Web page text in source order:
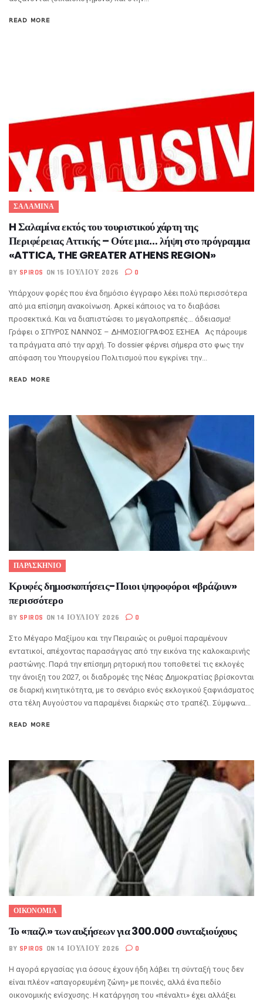
READ MORE
ΣΑΛΑΜΙΝΑ
H Σαλαμίνα εκτός του τουριστικού χάρτη της
Περιφέρειας Αττικής – Ούτε μια… λήψη στο πρόγραμμα
«ATTICA, THE GREATER ATHENS REGION»
BY SPIROS ON 15 ΙΟΥΛΊΟΥ 2026 0
Υπάρχουν φορές που ένα δημόσιο έγγραφο λέει πολύ περισσότερα
από μια επίσημη ανακοίνωση. Αρκεί κάποιος να το διαβάσει
προσεκτικά. Και να διαπιστώσει το μεγαλοπρεπές… άδειασμα!
Γράφει ο ΣΠΥΡΟΣ ΝΑΝΝΟΣ – ΔΗΜΟΣΙΟΓΡΑΦΟΣ ΕΣΗΕΑ Ας πάρουμε
τα πράγματα από την αρχή. Το dossier φέρνει σήμερα στο φως την
απόφαση του Υπουργείου Πολιτισμού που εγκρίνει την...
READ MORE
ΠΑΡΑΣΚΗΝΙΟ
Κρυφές δημοσκοπήσεις-Ποιοι ψηφοφόροι «βράζουν»
περισσότερο
BY SPIROS ON 14 ΙΟΥΛΊΟΥ 2026 0
Στο Μέγαρο Μαξίμου και την Πειραιώς οι ρυθμοί παραμένουν
εντατικοί, απέχοντας παρασάγγας από την εικόνα της καλοκαιρινής
ραστώνης. Παρά την επίσημη ρητορική που τοποθετεί τις εκλογές
την άνοιξη του 2027, οι διαδρομές της Νέας Δημοκρατίας βρίσκονται
σε διαρκή κινητικότητα, με το σενάριο ενός εκλογικού ξαφνιάσματος
στα τέλη Αυγούστου να παραμένει διαρκώς στο τραπέζι. Σύμφωνα...
READ MORE
ΟΙΚΟΝΟΜΙΑ
Το «παζλ» των αυξήσεων για 300.000 συνταξιούχους
BY SPIROS ON 14 ΙΟΥΛΊΟΥ 2026 0
Η αγορά εργασίας για όσους έχουν ήδη λάβει τη σύνταξή τους δεν
είναι πλέον «απαγορευμένη ζώνη» με ποινές, αλλά ένα πεδίο
οικονομικής ενίσχυσης. Η κατάργηση του «πέναλτι» έχει αλλάξει